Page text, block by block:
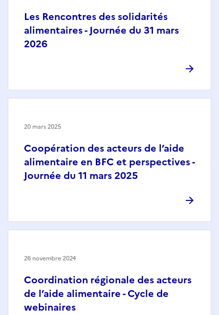
Les Rencontres des solidarités
alimentaires - Journée du 31 mars
2026
Coopération des acteurs de l’aide
alimentaire en BFC et perspectives -
Journée du 11 mars 2025
20 mars 2025
Coordination régionale des acteurs
de l’aide alimentaire - Cycle de
webinaires
26 novembre 2024